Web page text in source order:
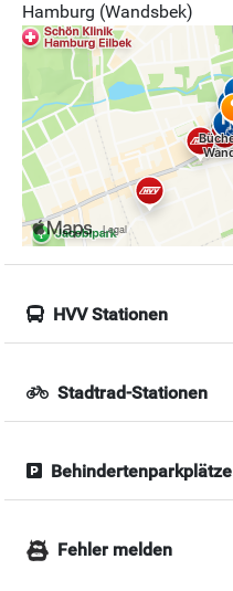
Hamburg (Wandsbek)
HVV Stationen
Stadtrad-Stationen
Behindertenparkplätze
Fehler melden